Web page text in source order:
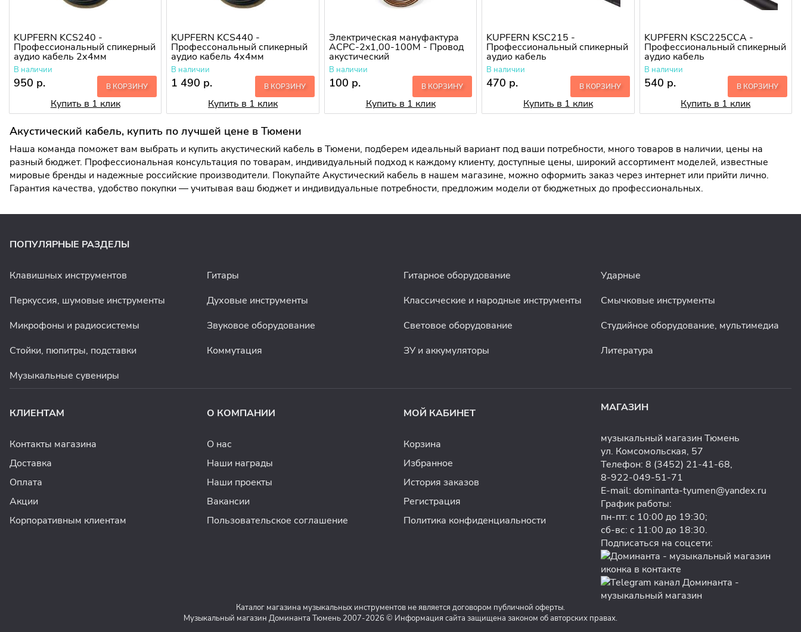
KUPFERN KCS240 -
Профессиональный спикерный
аудио кабель 2х4мм
В наличии
950 р. В КОРЗИНУ
Купить в 1 клик
KUPFERN KCS440 -
Профессональный спикерный
аудио кабель 4х4мм
В наличии
1 490 р. В КОРЗИНУ
Купить в 1 клик
Электрическая мануфактура
ACPC-2x1,00-100M - Провод
акустический
В наличии
100 р. В КОРЗИНУ
Купить в 1 клик
KUPFERN KSC215 -
Профессиональный спикерный
аудио кабель
В наличии
470 р. В КОРЗИНУ
Купить в 1 клик
KUPFERN KSC225CCA -
Профессиональный спикерный
аудио кабель
В наличии
540 р. В КОРЗИНУ
Купить в 1 клик
Акустический кабель, купить по лучшей цене в Тюмени
Наша команда поможет вам выбрать и купить акустический кабель в Тюмени, подберем идеальный вариант под ваши потребности, много товаров в наличии, цены на
разный бюджет. Профессиональная консультация по товарам, индивидуальный подход к каждому клиенту, доступные цены, широкий ассортимент моделей, известные
мировые бренды и надежные российские производители. Покупайте Акустический кабель в нашем магазине, можно оформить заказ через интернет или прийти лично.
Гарантия качества, удобство покупки — учитывая ваш бюджет и индивидуальные потребности, предложим модели от бюджетных до профессиональных.
ПОПУЛЯРНЫЕ РАЗДЕЛЫ
Клавишных инструментов Гитары Гитарное оборудование
Ударные
Перкуссия, шумовые инструменты
Духовые инструменты Классические и народные инструменты
Смычковые инструменты
Микрофоны и радиосистемы
Звуковое оборудование Световое оборудование
Студийное оборудование, мультимедиа
Стойки, пюпитры, подставки
Коммутация ЗУ и аккумуляторы
Литература
Музыкальные сувениры
КЛИЕНТАМ
Контакты магазина
Доставка
Оплата
Акции
Корпоративным клиентам
О КОМПАНИИ
О нас
Наши награды
Наши проекты
Вакансии
Пользовательское соглашение
МОЙ КАБИНЕТ
Корзина
Избранное
История заказов
Регистрация
Политика конфиденциальности
МАГАЗИН
музыкальный магазин Тюмень
ул. Комсомольская, 57
Телефон: 8 (3452) 21-41-68,
8-922-049-51-71
E-mail: dominanta-tyumen@yandex.ru
График работы:
пн-пт: с 10:00 до 19:30;
сб-вс: с 11:00 до 18:30.
Подписаться на соцсети:
Каталог магазина музыкальных инструментов не является договором публичной оферты.
Музыкальный магазин Доминанта Тюмень 2007-2026 © Информация сайта защищена законом об авторских правах.